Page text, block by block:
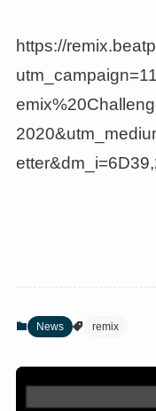
https://
News remix